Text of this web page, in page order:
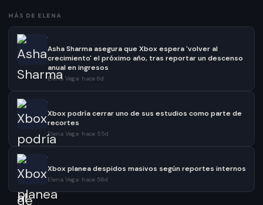
MÁS DE ELENA
·
Asha Sharma asegura que Xbox espera 'volver al
crecimiento' el próximo año, tras reportar un descenso
anual en ingresos
Elena Vega hace 6d
·
Xbox podría cerrar uno de sus estudios como parte de
recortes
Elena Vega hace 55d
·
Xbox planea despidos masivos según reportes internos
Elena Vega hace 56d